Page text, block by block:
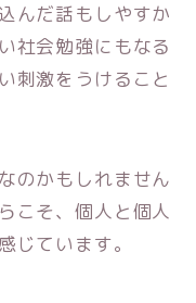
んだ話もしやすか
社会勉強にもなる
刺激をうけること
のかもしれません
こそ、個人と個人
じています。